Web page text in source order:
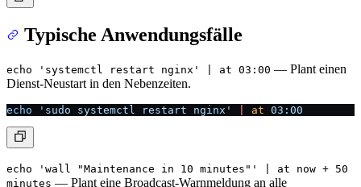
Typische Anwendungsfälle
echo 'systemctl restart nginx' | at 03:00 — Plant einen
Dienst-Neustart in den Nebenzeiten.
echo 'sudo systemctl restart nginx' at 03:00
echo 'wall "Maintenance in 10 minutes"' | at now + 50
minutes — Plant eine Broadcast-Warnmeldung an alle